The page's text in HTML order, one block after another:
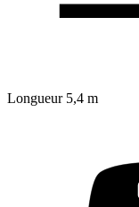
Longueur 5,4 m